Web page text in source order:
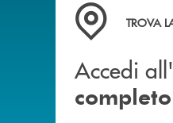
Accedi all'
TROVA
Accedi all'
completo